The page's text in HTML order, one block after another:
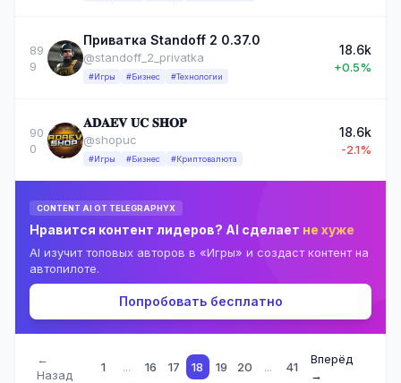
89
9
Приватка Standoff 2 0.37.0
@standoff_2_privatka
#Игры #Бизнес #Технологии
18.6k
+0.5%
90
0
𝐀𝐃𝐀𝐄𝐕 𝐔𝐂 𝐒𝐇𝐎𝐏
@shopuc
#Игры #Бизнес #Криптовалюта
18.6k
-2.1%
CONTENT AI ОТ TELEGRAPHYX
Нравится контент лидеров? AI сделает не хуже
AI изучит топовых авторов в «Игры» и создаст контент на
автопилоте.
Попробовать бесплатно
←
Назад
1 ... 16 17 18 19 20 ... 41
Вперёд
→